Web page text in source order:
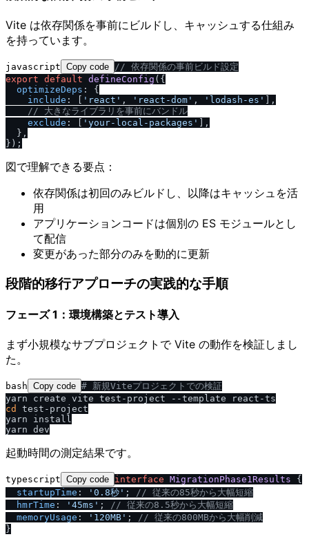
Vite は依存関係を事前にビルドし、キャッシュする仕組み
を持っています。
javascript Copy code / / 依存関係の事前ビルド設定
export default defineConfig ({
optimizeDeps : {
include : [ 'react' , 'react-dom' , 'lodash-es'
],
/ / 大きなライブラリを事前にバンドル
exclude : [ 'your-local-packages'
],
  },
図で理解できる要点：
依存関係は初回のみビルドし、以降はキャッシュを活
用
アプリケーションコードは個別の ES モジュールとし
て配信
変更があった部分のみを動的に更新
段階的移行アプローチの実践的な手順
フェーズ 1：環境構築とテスト導入
まず小規模なサブプロジェクトで Vite の動作を検証しまし
た。
bash Copy code # 新規Viteプロジェクトでの検証
cd
test-project
yarn install
起動時間の測定結果です。
typescript Copy code interface MigrationPhase1Results {
startupTime : '0.8秒' ; // 従来の85秒から大幅短縮
hmrTime : '45ms' ; // 従来の8.5秒から大幅短縮
memoryUsage : '120MB' ; // 従来の800MBから大幅削減